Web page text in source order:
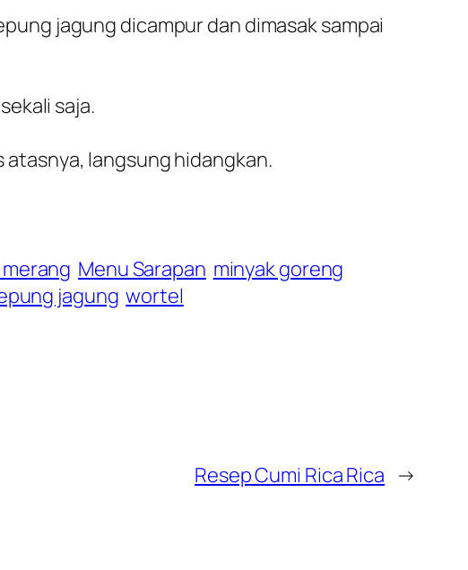
jagung dicampur dan dimasak sampai
saja.
langsung hidangkan.
Menu Sarapan minyak goreng
jagung wortel
Resep Cumi Rica Rica →